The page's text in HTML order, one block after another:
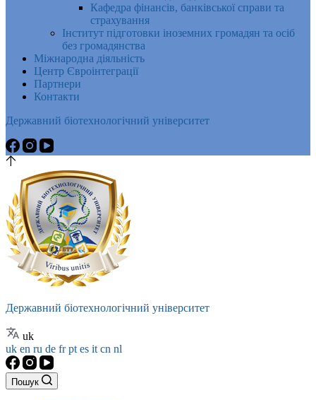
Кафедра фінансів, банківської справи та
страхування
Інститут підготовки іноземних громадян та осіб
без громадянства
Міжнародна діяльність
Центр Євроінтеграції
Партнери
Контакти
Державний біотехнологічний університет
Державний біотехнологічний університет
uk
uk en ru de frpt es it cn nl
Пошук